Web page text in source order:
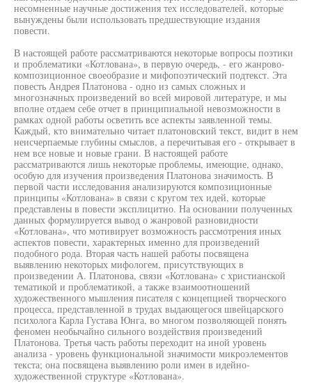
несомненные научные достижения тех исследователей, которые
вынуждены были использовать предшествующие издания
повести.
В настоящей работе рассматриваются некоторые вопросы поэтики
и проблематики «Котлована», в первую очередь, - его жанрово-
композиционное своеобразие и мифопоэтический подтекст. Эта
повесть Андрея Платонова - одно из самых сложных и
многозначных произведений во всей мировой литературе, и мы
вполне отдаем себе отчет в принципиальной невозможности в
рамках одной работы осветить все аспекты заявленной темы.
Каждый, кто внимательно читает платоновский текст, видит в нем
неисчерпаемые глубины смыслов, а перечитывая его - открывает в
нем все новые и новые грани. В настоящей работе
рассматриваются лишь некоторые проблемы, имеющие, однако,
особую для изучения произведения Платонова значимость. В
первой части исследования анализируются композиционные
принципы «Котлована» в связи с кругом тех идей, которые
представлены в повести эксплицитно. На основании полученных
данных формулируется вывод о жанровой разновидности
«Котлована», что мотивирует возможность рассмотрения иных
аспектов повести, характерных именно для произведений
подобного рода. Вторая часть нашей работы посвящена
выявлению некоторых мифологем, присутствующих в
произведении А. Платонова, связи «Котлована» с христианской
тематикой и проблематикой, а также взаимоотношений
художественного мышления писателя с концепцией творческого
процесса, представленной в трудах выдающегося швейцарского
психолога Карла Густава Юнга, во многом позволяющей понять
феномен необычайно сильного воздействия произведений
Платонова. Третья часть работы переходит на иной уровень
анализа - уровень функциональной значимости микроэлементов
текста; она посвящена выявлению роли имен в идейно-
художественной структуре «Котлована».